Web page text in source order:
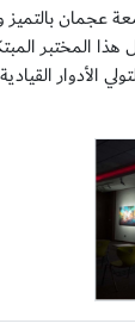
عجمان بالتميز
المختبر
الأدوار